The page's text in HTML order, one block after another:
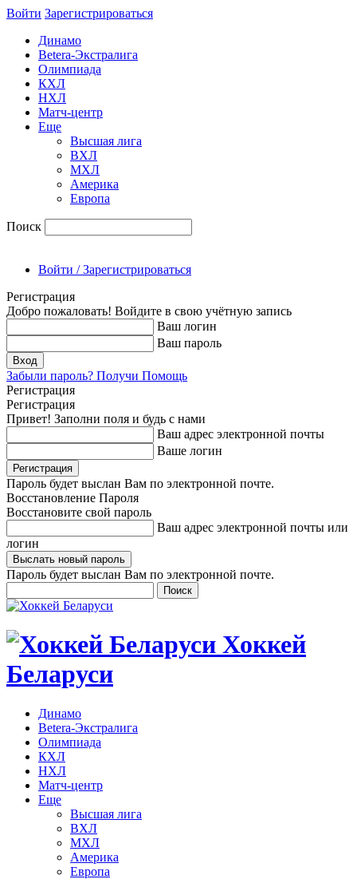
Войти Зарегиcтрироваться
Динамо
Betera-Экстралига
Олимпиада
КХЛ
НХЛ
Матч-центр
Еще
Высшая лига
ВХЛ
МХЛ
Америка
Европа
Поиск
Войти / Зарегистрироваться
Регистрация
Добро пожаловать! Войдите в свою учётную запись
Ваш логин
Ваш пароль
Забыли пароль? Получи Помощь
Регистрация
Регистрация
Привет! Заполни поля и будь с нами
Ваш адрес электронной почты
Ваше логин
Пароль будет выслан Вам по электронной почте.
Восстановление Пароля
Восстановите свой пароль
Ваш адрес электронной почты или
логин
Пароль будет выслан Вам по электронной почте.
Хоккей
Беларуси
Динамо
Betera-Экстралига
Олимпиада
КХЛ
НХЛ
Матч-центр
Еще
Высшая лига
ВХЛ
МХЛ
Америка
Европа